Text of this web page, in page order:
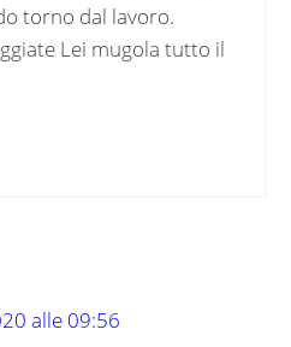
torno dal lavoro.
Lei mugola tutto il
alle 09:56